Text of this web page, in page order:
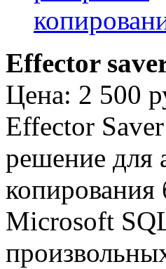
Effector
Цена: 2 500
Effector
решение для
Microsoft